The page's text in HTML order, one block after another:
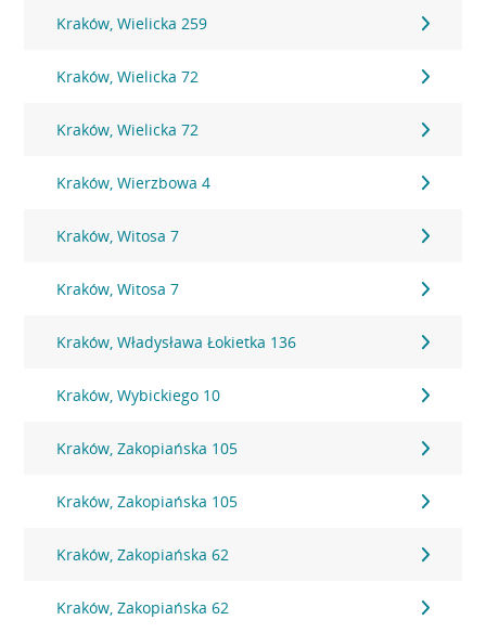
Kraków, Wielicka 259
Kraków, Wielicka 72
Kraków, Wielicka 72
Kraków, Wierzbowa 4
Kraków, Witosa 7
Kraków, Witosa 7
Kraków, Władysława Łokietka 136
Kraków, Wybickiego 10
Kraków, Zakopiańska 105
Kraków, Zakopiańska 105
Kraków, Zakopiańska 62
Kraków, Zakopiańska 62